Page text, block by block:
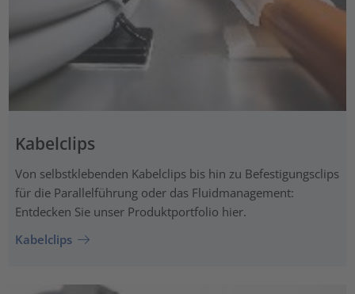
Kabelclips
Von selbstklebenden Kabelclips bis hin zu Befestigungsclips
für die Parallelführung oder das Fluidmanagement:
Entdecken Sie unser Produktportfolio hier.
Kabelclips